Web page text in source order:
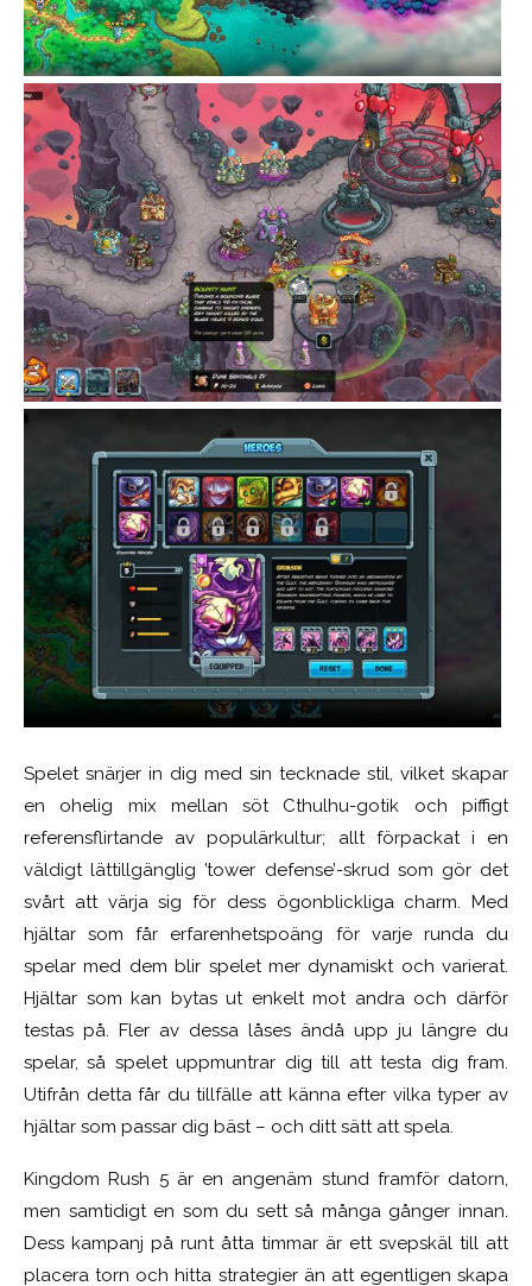
Spelet snärjer in dig med sin tecknade stil, vilket skapar
en ohelig mix mellan söt Cthulhu-gotik och piffigt
referensflirtande av populärkultur; allt förpackat i en
väldigt lättillgänglig ’tower defense’-skrud som gör det
svårt att värja sig för dess ögonblickliga charm. Med
hjältar som får erfarenhetspoäng för varje runda du
spelar med dem blir spelet mer dynamiskt och varierat.
Hjältar som kan bytas ut enkelt mot andra och därför
testas på. Fler av dessa låses ändå upp ju längre du
spelar, så spelet uppmuntrar dig till att testa dig fram.
Utifrån detta får du tillfälle att känna efter vilka typer av
hjältar som passar dig bäst – och ditt sätt att spela.
Kingdom Rush 5 är en angenäm stund framför datorn,
men samtidigt en som du sett så många gånger innan.
Dess kampanj på runt åtta timmar är ett svepskäl till att
placera torn och hitta strategier än att egentligen skapa